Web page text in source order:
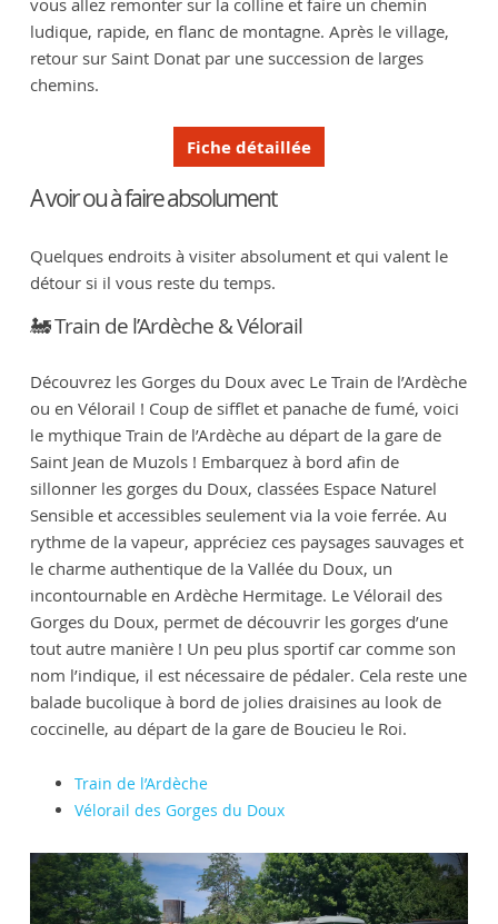
vous allez remonter sur la colline et faire un chemin
ludique, rapide, en flanc de montagne. Après le village,
retour sur Saint Donat par une succession de larges
chemins.
Fiche détaillée
A voir ou à faire absolument
Quelques endroits à visiter absolument et qui valent le
détour si il vous reste du temps.
🚂 Train de l’Ardèche & Vélorail
Découvrez les Gorges du Doux avec Le Train de l’Ardèche
ou en Vélorail ! Coup de sifflet et panache de fumé, voici
le mythique Train de l’Ardèche au départ de la gare de
Saint Jean de Muzols ! Embarquez à bord afin de
sillonner les gorges du Doux, classées Espace Naturel
Sensible et accessibles seulement via la voie ferrée. Au
rythme de la vapeur, appréciez ces paysages sauvages et
le charme authentique de la Vallée du Doux, un
incontournable en Ardèche Hermitage. Le Vélorail des
Gorges du Doux, permet de découvrir les gorges d’une
tout autre manière ! Un peu plus sportif car comme son
nom l’indique, il est nécessaire de pédaler. Cela reste une
balade bucolique à bord de jolies draisines au look de
coccinelle, au départ de la gare de Boucieu le Roi.
Train de l’Ardèche
Vélorail des Gorges du Doux